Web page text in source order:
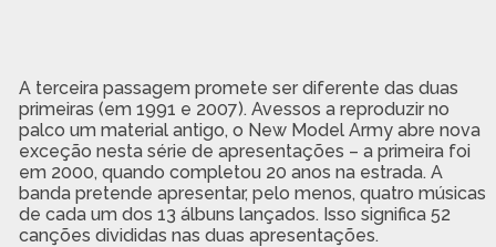
A terceira passagem promete ser diferente das duas
primeiras (em 1991 e 2007). Avessos a reproduzir no
palco um material antigo, o New Model Army abre nova
exceção nesta série de apresentações – a primeira foi
em 2000, quando completou 20 anos na estrada. A
banda pretende apresentar, pelo menos, quatro músicas
de cada um dos 13 álbuns lançados. Isso significa 52
canções divididas nas duas apresentações.